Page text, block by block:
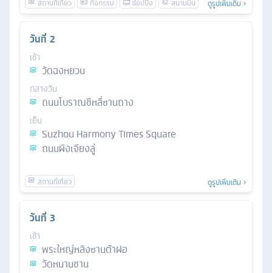
ดูรูปเพิ่มเติม
วันที่ 2
เช้า
วัดฉงหยวน
กลางวัน
ถนนโบราณชีหลี่ซานถาง
เย็น
Suzhou Harmony Times Square
ถนนผิงเจียงลู่
ดูรูปเพิ่มเติม
วันที่ 3
เช้า
พระใหญ่หลิงซานต้าฝอ
วัดหนานชาน